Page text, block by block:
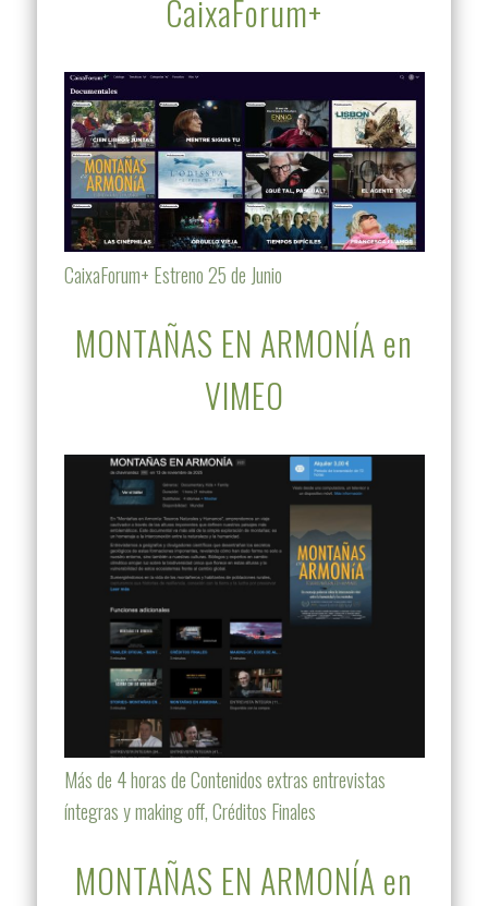
CaixaForum+
CaixaForum+ Estreno 25 de Junio
MONTAÑAS EN ARMONÍA en
VIMEO
Más de 4 horas de Contenidos extras entrevistas
íntegras y making off, Créditos Finales
MONTAÑAS EN ARMONÍA en